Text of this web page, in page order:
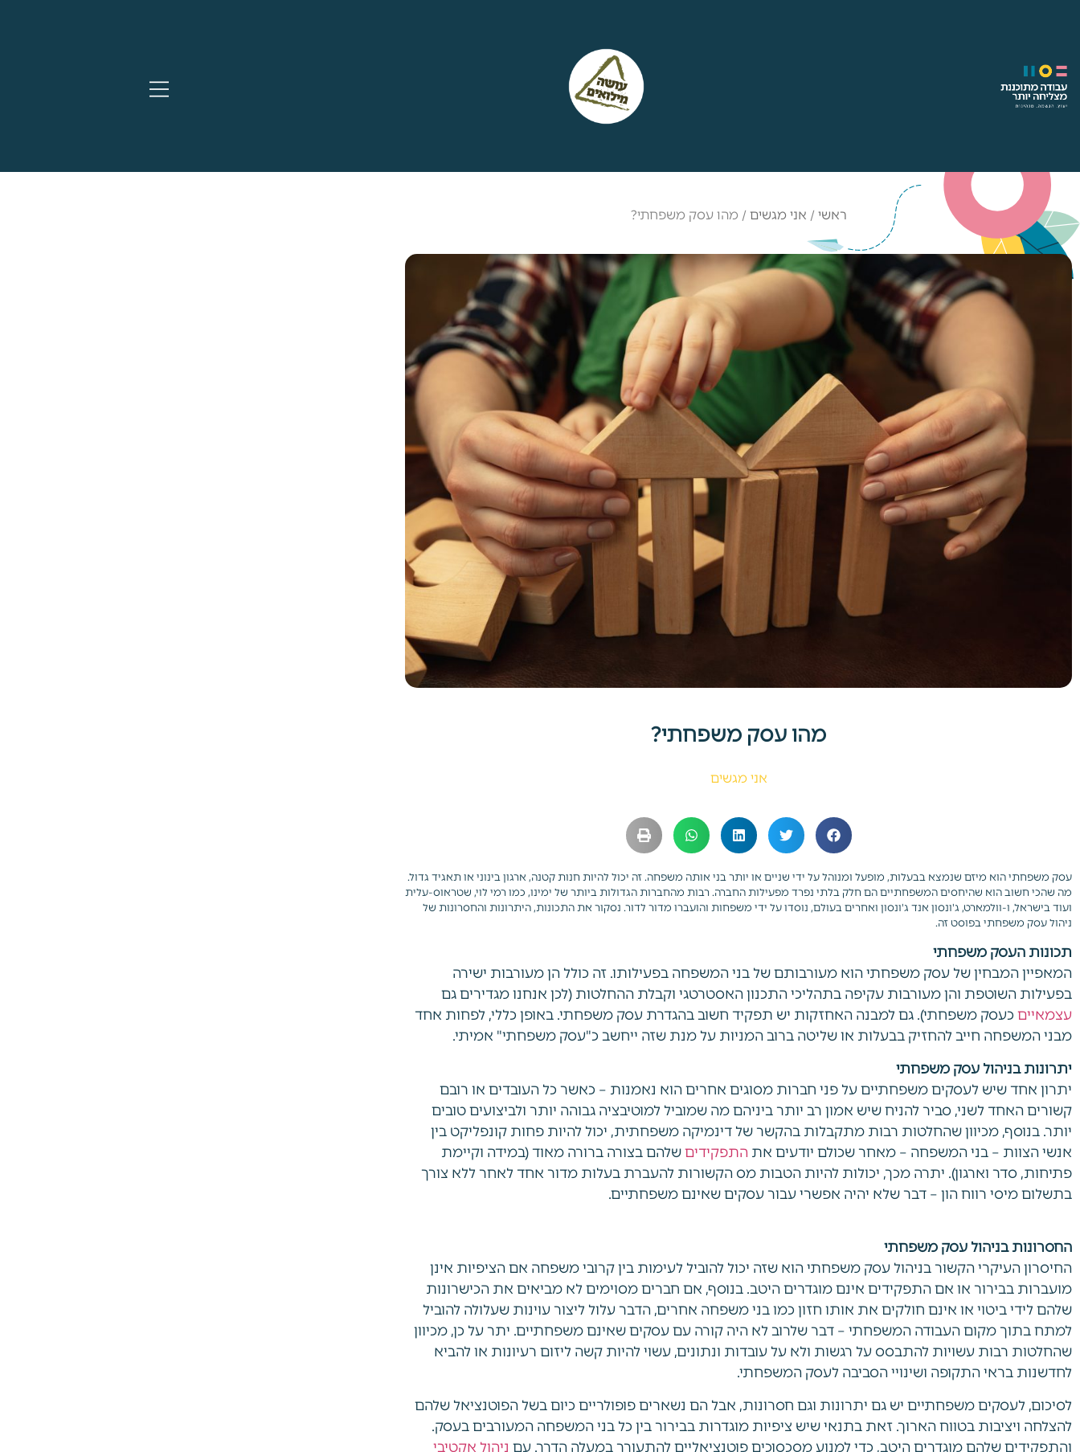
ראשי / אני מגשים / מהו עסק משפחתי?
מהו עסק משפחתי?
אני מגשים
עסק משפחתי הוא מיזם שנמצא בבעלות, מופעל ומנוהל על ידי שניים או יותר בני אותה משפחה. זה יכול להיות חנות קטנה, ארגון בינוני או תאגיד גדול.
מה שהכי חשוב הוא שהיחסים המשפחתיים הם חלק בלתי נפרד מפעילות החברה. רבות מהחברות הגדולות ביותר של ימינו, כמו רמי לוי, שטראוס-עלית
ועוד בישראל, ו-וולמארט, ג'ונסון אנד ג'ונסון ואחרים בעולם, נוסדו על ידי משפחות והועברו מדור לדור. נסקור את התכונות, היתרונות והחסרונות של
ניהול עסק משפחתי בפוסט זה.
תכונות העסק משפחתי
המאפיין המבחין של עסק משפחתי הוא מעורבותם של בני המשפחה בפעילותו. זה כולל הן מעורבות ישירה
בפעילות השוטפת והן מעורבות עקיפה בתהליכי התכנון האסטרטגי וקבלת ההחלטות (לכן אנחנו מגדירים גם
עצמאיים כעסק משפחתי). גם למבנה האחזקות יש תפקיד חשוב בהגדרת עסק משפחתי. באופן כללי, לפחות אחד
מבני המשפחה חייב להחזיק בבעלות או שליטה ברוב המניות על מנת שזה ייחשב כ"עסק משפחתי" אמיתי.
יתרונות בניהול עסק משפחתי
יתרון אחד שיש לעסקים משפחתיים על פני חברות מסוגים אחרים הוא נאמנות – כאשר כל העובדים או רובם
קשורים האחד לשני, סביר להניח שיש אמון רב יותר ביניהם מה שמוביל למוטיבציה גבוהה יותר ולביצועים טובים
יותר. בנוסף, מכיוון שהחלטות רבות מתקבלות בהקשר של דינמיקה משפחתית, יכול להיות פחות קונפליקט בין
אנשי הצוות – בני המשפחה – מאחר שכולם יודעים את התפקידיםשלהם בצורה ברורה מאוד (במידה וקיימת
פתיחות, סדר וארגון). יתרה מכך, יכולות להיות הטבות מס הקשורות להעברת בעלות מדור אחד לאחר ללא צורך
בתשלום מיסי רווח הון – דבר שלא יהיה אפשרי עבור עסקים שאינם משפחתיים.
החסרונות בניהול עסק משפחתי
החיסרון העיקרי הקשור בניהול עסק משפחתי הוא שזה יכול להוביל לעימות בין קרובי משפחה אם הציפיות אינן
מועברות בבירור או אם התפקידים אינם מוגדרים היטב. בנוסף, אם חברים מסוימים לא מביאים את הכישרונות
שלהם לידי ביטוי או אינם חולקים את אותו חזון כמו בני משפחה אחרים, הדבר עלול ליצור עוינות שעלולה להוביל
למתח בתוך מקום העבודה המשפחתי – דבר שלרוב לא היה קורה עם עסקים שאינם משפחתיים. יתר על כן, מכיוון
שהחלטות רבות עשויות להתבסס על רגשות ולא על עובדות ונתונים, עשוי להיות קשה ליזום רעיונות או להביא
לחדשנות בראי התקופה ושינויי הסביבה לעסק המשפחתי.
לסיכום, לעסקים משפחתיים יש גם יתרונות וגם חסרונות, אבל הם נשארים פופולריים כיום בשל הפוטנציאל שלהם
להצלחה ויציבות בטווח הארוך. זאת בתנאי שיש ציפיות מוגדרות בבירור בין כל בני המשפחה המעורבים בעסק.
והתפקידים שלהם מוגדרים היטב, כדי למנוע מסכסוכים פוטנציאליים להתעורר במעלה הדרך. עם ניהול אקטיבי